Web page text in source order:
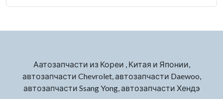
Аатозапчасти из Кореи , Китая и Японии,
автозапчасти Chevrolet, автозапчасти Daewoo,
автозапчасти Ssang Yong, автозапчасти Хендэ